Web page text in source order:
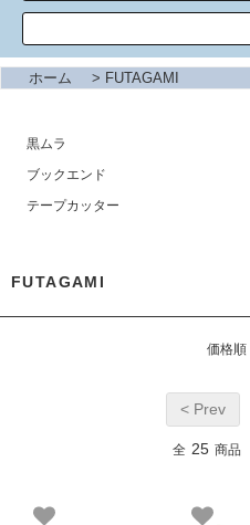
ホーム > FUTAGAMI
黒ムラ
ブックエンド
テープカッター
FUTAGAMI
価格順
< Prev
全 25 商品